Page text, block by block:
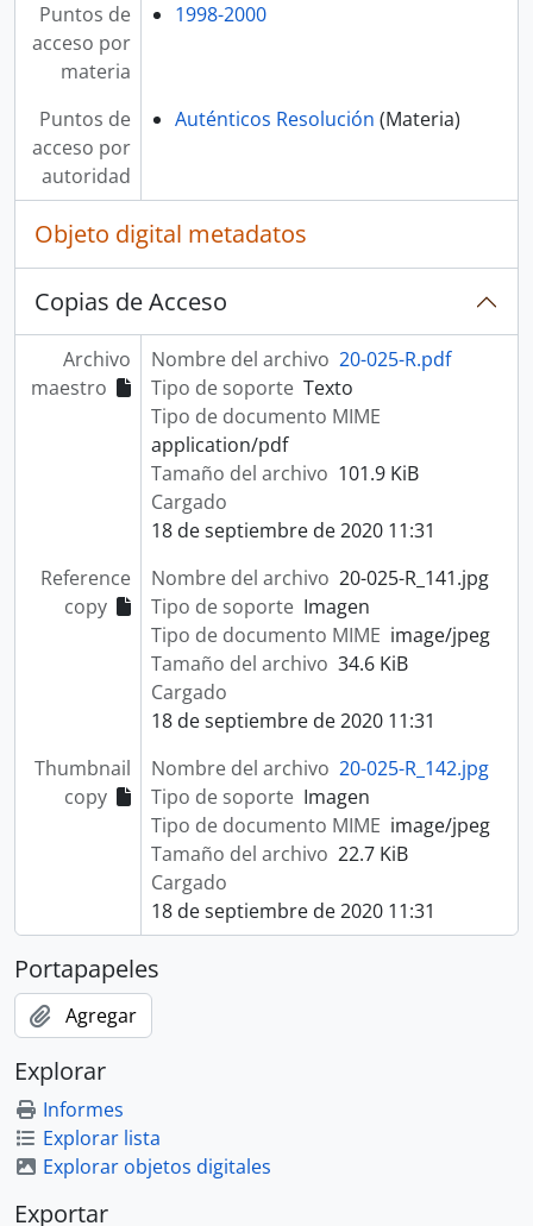
Puntos de
acceso por
materia
1998-2000
Puntos de
acceso por
autoridad
Auténticos Resolución (Materia)
Objeto digital metadatos
Copias de Acceso
Archivo
maestro
Nombre del archivo 20-025-R.pdf
Tipo de soporte Texto
Tipo de documento MIME
application/pdf
Tamaño del archivo 101.9 KiB
Cargado
18 de septiembre de 2020 11:31
Reference
copy
Nombre del archivo 20-025-R_141.jpg
Tipo de soporte Imagen
Tipo de documento MIME image/jpeg
Tamaño del archivo 34.6 KiB
Cargado
18 de septiembre de 2020 11:31
Thumbnail
copy
Nombre del archivo 20-025-R_142.jpg
Tipo de soporte Imagen
Tipo de documento MIME image/jpeg
Tamaño del archivo 22.7 KiB
Cargado
18 de septiembre de 2020 11:31
Portapapeles
Agregar
Explorar
Informes
Explorar lista
Explorar objetos digitales
Exportar